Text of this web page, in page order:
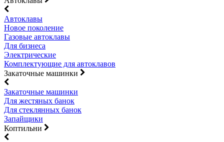
Автоклавы
Новое поколение
Газовые автоклавы
Для бизнеса
Электрические
Комплектующие для автоклавов
Закаточные машинки
Закаточные машинки
Для жестяных банок
Для стеклянных банок
Запайщики
Коптильни